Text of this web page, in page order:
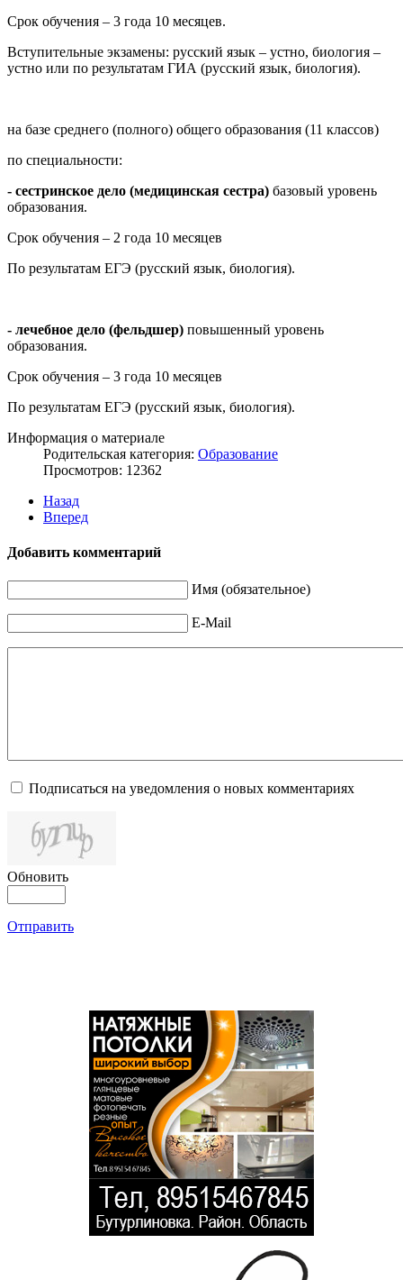
Срок обучения – 3 года 10 месяцев.
Вступительные экзамены: русский язык – устно, биология –
устно или по результатам ГИА (русский язык, биология).
на базе среднего (полного) общего образования (11 классов)
по специальности:
- сестринское дело (медицинская сестра) базовый уровень
образования.
Срок обучения – 2 года 10 месяцев
По результатам ЕГЭ (русский язык, биология).
- лечебное дело (фельдшер) повышенный уровень
образования.
Срок обучения – 3 года 10 месяцев
По результатам ЕГЭ (русский язык, биология).
Информация о материале
Родительская категория: Образование
Просмотров: 12362
Назад
Вперед
Добавить комментарий
Имя (обязательное)
E-Mail
Подписаться на уведомления о новых комментариях
Обновить
Отправить